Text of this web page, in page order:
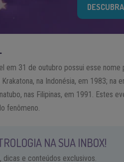
em 31 de outubro possui esse
na Indonésia, em 1983; na
nas Filipinas, em 1991. Estes
fenômeno.
NA SUA INBOX!
dicas e conteúdos exclusivos.